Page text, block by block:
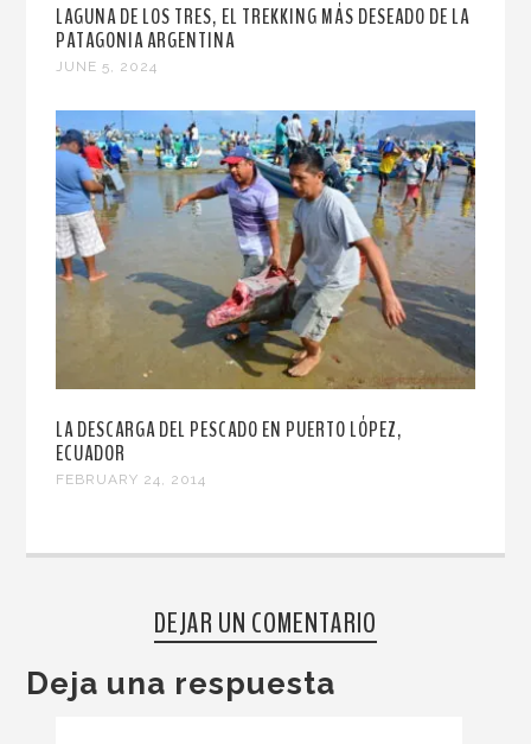
LAGUNA DE LOS TRES, EL TREKKING MÁS DESEADO DE LA
PATAGONIA ARGENTINA
JUNE 5, 2024
LA DESCARGA DEL PESCADO EN PUERTO LÓPEZ,
ECUADOR
FEBRUARY 24, 2014
DEJAR UN COMENTARIO
Deja una respuesta